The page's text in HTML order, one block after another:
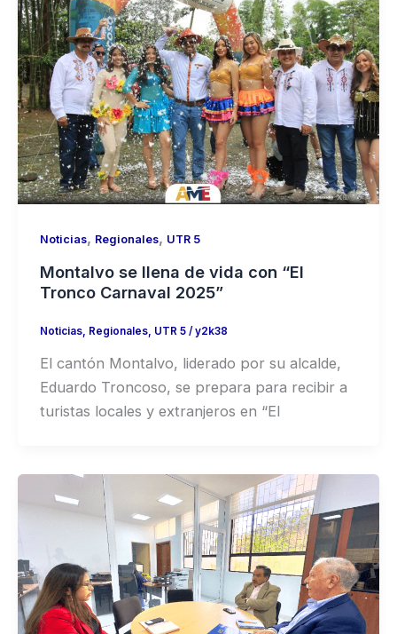
Noticias, Regionales, UTR 5
Montalvo se llena de vida con “El
Tronco Carnaval 2025”
Noticias, Regionales, UTR 5/y2k38
El cantón Montalvo, liderado por su alcalde,
Eduardo Troncoso, se prepara para recibir a
turistas locales y extranjeros en “El